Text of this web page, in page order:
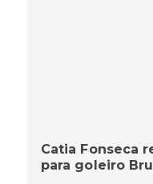
Catia Fonseca
para goleiro